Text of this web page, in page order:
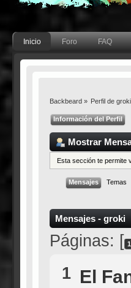
Inicio Foro FAQ
Backbeard» Perfil de
Información del Perfil
Mostrar
Esta sección te permite
Mensajes Temas
Mensajes - groki
Páginas: [ 1
1 El